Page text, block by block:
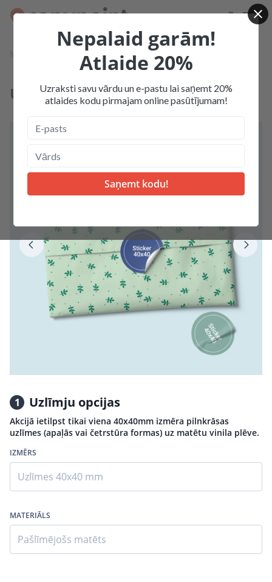
Produkcija Uzlīmes 40x40 (Akcija 1000)
Uzlīmes 40x40 (Akcija 1000)
1 Uzlīmju opcijas
Akcijā ietilpst tikai viena 40x40mm izmēra pilnkrāsas
uzlīmes (apaļās vai četrstūra formas) uz matētu vinila plēve.
IZMĒRS
Uzlīmes 40x40 mm
MATERIĀLS
Pašlīmējošs matēts
Nepalaid garām!
Atlaide 20%
Uzraksti savu vārdu un e-pastu lai saņemt 20%
atlaides kodu pirmajam online pasūtījumam!